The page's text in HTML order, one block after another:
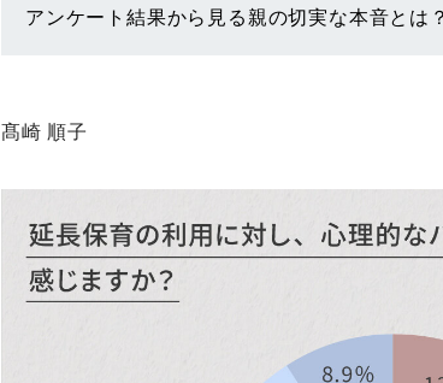
アンケート結果から見る親の切実な本音とは
髙崎 順子